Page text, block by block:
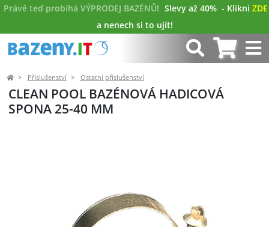
Právě teď probíhá VÝPRODEJ BAZÉNŮ! Slevy až 40% - Klikni ZDE
a nenech si to ujít!
Příslušenství Ostatní příslušenství
CLEAN POOL BAZÉNOVÁ HADICOVÁ
SPONA 25-40 MM